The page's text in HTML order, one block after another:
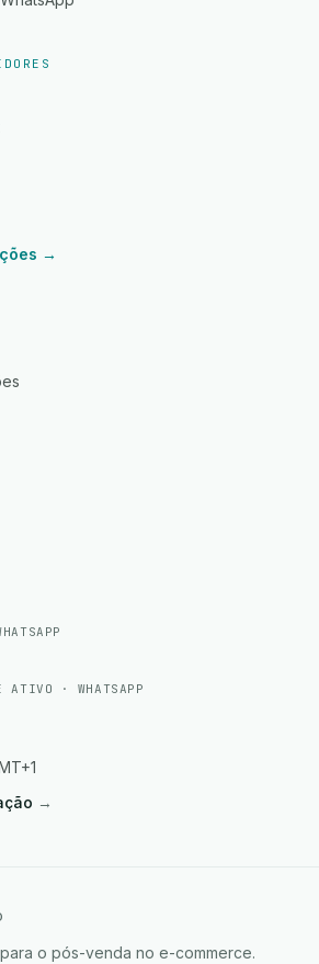
→
ATIVO · WHATSAPP
→
o pós-venda no e-commerce.